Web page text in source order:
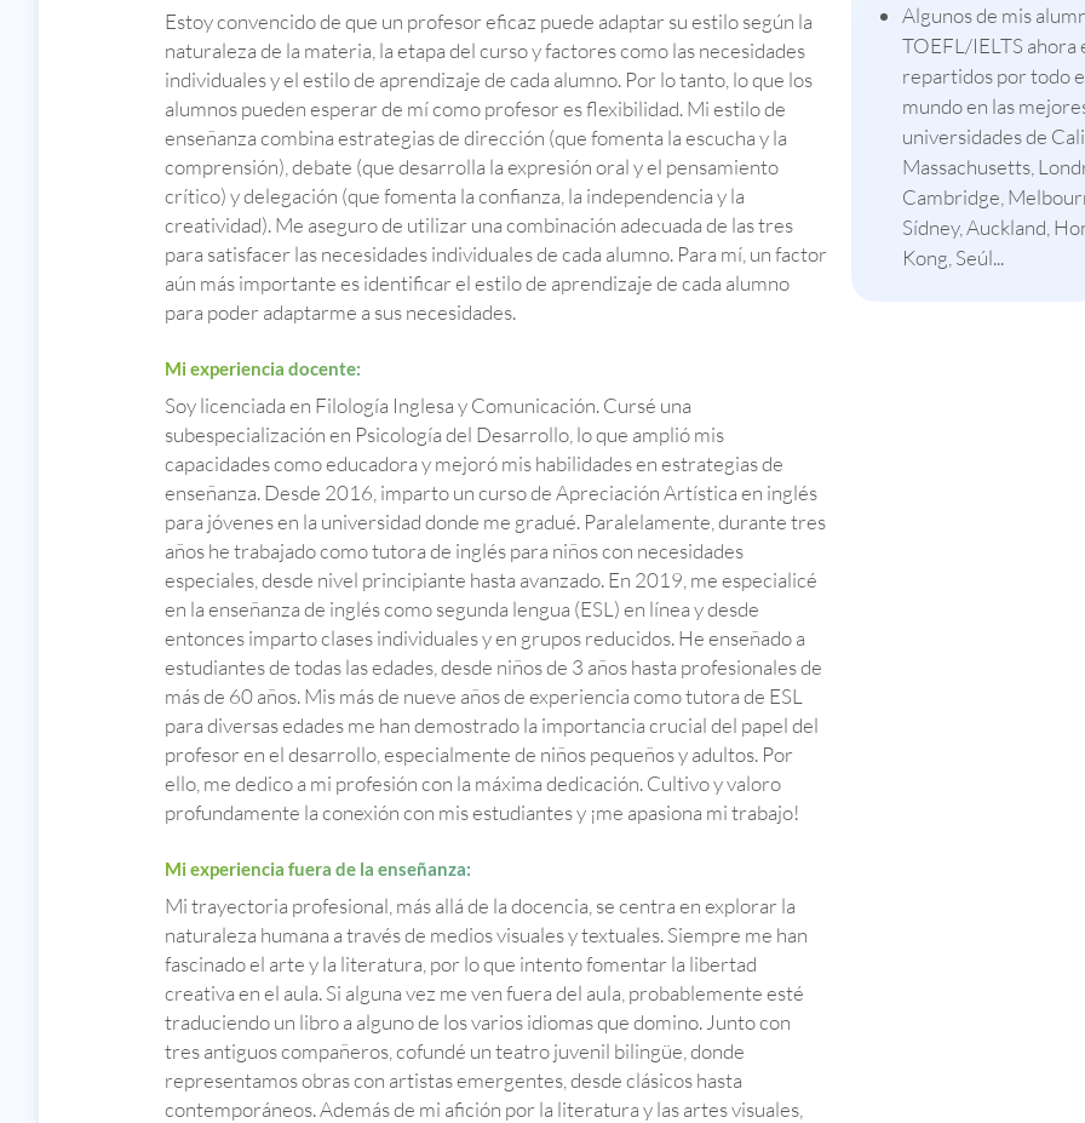
Estoy convencido de que un profesor eficaz puede adaptar su estilo según la
naturaleza de la materia, la etapa del curso y factores como las necesidades
individuales y el estilo de aprendizaje de cada alumno. Por lo tanto, lo que los
alumnos pueden esperar de mí como profesor es flexibilidad. Mi estilo de
enseñanza combina estrategias de dirección (que fomenta la escucha y la
comprensión), debate (que desarrolla la expresión oral y el pensamiento
crítico) y delegación (que fomenta la confianza, la independencia y la
creatividad). Me aseguro de utilizar una combinación adecuada de las tres
para satisfacer las necesidades individuales de cada alumno. Para mí, un factor
aún más importante es identificar el estilo de aprendizaje de cada alumno
para poder adaptarme a sus necesidades.
Mi experiencia docente:
Soy licenciada en Filología Inglesa y Comunicación. Cursé una
subespecialización en Psicología del Desarrollo, lo que amplió mis
capacidades como educadora y mejoró mis habilidades en estrategias de
enseñanza. Desde 2016, imparto un curso de Apreciación Artística en inglés
para jóvenes en la universidad donde me gradué. Paralelamente, durante tres
años he trabajado como tutora de inglés para niños con necesidades
especiales, desde nivel principiante hasta avanzado. En 2019, me especialicé
en la enseñanza de inglés como segunda lengua (ESL) en línea y desde
entonces imparto clases individuales y en grupos reducidos. He enseñado a
estudiantes de todas las edades, desde niños de 3 años hasta profesionales de
más de 60 años. Mis más de nueve años de experiencia como tutora de ESL
para diversas edades me han demostrado la importancia crucial del papel del
profesor en el desarrollo, especialmente de niños pequeños y adultos. Por
ello, me dedico a mi profesión con la máxima dedicación. Cultivo y valoro
profundamente la conexión con mis estudiantes y ¡me apasiona mi trabajo!
Mi experiencia fuera de la enseñanza:
Mi trayectoria profesional, más allá de la docencia, se centra en explorar la
naturaleza humana a través de medios visuales y textuales. Siempre me han
fascinado el arte y la literatura, por lo que intento fomentar la libertad
creativa en el aula. Si alguna vez me ven fuera del aula, probablemente esté
traduciendo un libro a alguno de los varios idiomas que domino. Junto con
tres antiguos compañeros, cofundé un teatro juvenil bilingüe, donde
representamos obras con artistas emergentes, desde clásicos hasta
contemporáneos. Además de mi afición por la literatura y las artes visuales,
Algunos de mis
TOEFL/IELTS ahora
repartidos por todo
mundo en las
universidades de
Massachusetts,
Cambridge,
Sídney, Auckland,
Kong, Seúl...